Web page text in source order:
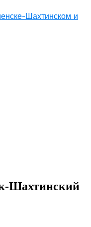
Шахтинском и
Шахтинский